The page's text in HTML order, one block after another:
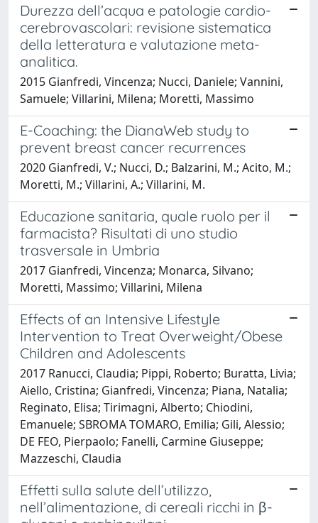
Durezza dell’acqua e patologie cardio-
cerebrovascolari: revisione sistematica
della letteratura e valutazione meta-
analitica.
2015 Gianfredi, Vincenza; Nucci, Daniele; Vannini,
Samuele; Villarini, Milena; Moretti, Massimo
E-Coaching: the DianaWeb study to
prevent breast cancer recurrences
2020 Gianfredi, V.; Nucci, D.; Balzarini, M.; Acito, M.;
Moretti, M.; Villarini, A.; Villarini, M.
Educazione sanitaria, quale ruolo per il
farmacista? Risultati di uno studio
trasversale in Umbria
2017 Gianfredi, Vincenza; Monarca, Silvano;
Moretti, Massimo; Villarini, Milena
Effects of an Intensive Lifestyle
Intervention to Treat Overweight/Obese
Children and Adolescents
2017 Ranucci, Claudia; Pippi, Roberto; Buratta, Livia;
Aiello, Cristina; Gianfredi, Vincenza; Piana, Natalia;
Reginato, Elisa; Tirimagni, Alberto; Chiodini,
Emanuele; SBROMA TOMARO, Emilia; Gili, Alessio;
DE FEO, Pierpaolo; Fanelli, Carmine Giuseppe;
Mazzeschi, Claudia
Effetti sulla salute dell’utilizzo,
nell’alimentazione, di cereali ricchi in β-